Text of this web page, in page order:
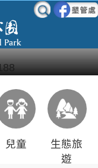
兒童
生態旅
遊